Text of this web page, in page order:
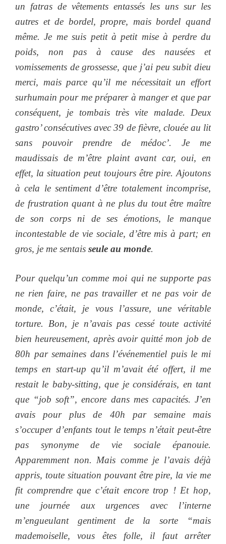
un fatras de vêtements entassés les uns sur les
autres et de bordel, propre, mais bordel quand
même. Je me suis petit à petit mise à perdre du
poids, non pas à cause des nausées et
vomissements de grossesse, que j’ai peu subit dieu
merci, mais parce qu’il me nécessitait un effort
surhumain pour me préparer à manger et que par
conséquent, je tombais très vite malade. Deux
gastro’ consécutives avec 39 de fièvre, clouée au lit
sans pouvoir prendre de médoc’. Je me
maudissais de m’être plaint avant car, oui, en
effet, la situation peut toujours être pire. Ajoutons
à cela le sentiment d’être totalement incomprise,
de frustration quant à ne plus du tout être maître
de son corps ni de ses émotions, le manque
incontestable de vie sociale, d’être mis à part; en
gros, je me sentais seule au monde.
Pour quelqu’un comme moi qui ne supporte pas
ne rien faire, ne pas travailler et ne pas voir de
monde, c’était, je vous l’assure, une véritable
torture. Bon, je n’avais pas cessé toute activité
bien heureusement, après avoir quitté mon job de
80h par semaines dans l’événementiel puis le mi
temps en start-up qu’il m’avait été offert, il me
restait le baby-sitting, que je considérais, en tant
que “job soft”, encore dans mes capacités. J’en
avais pour plus de 40h par semaine mais
s’occuper d’enfants tout le temps n’était peut-être
pas synonyme de vie sociale épanouie.
Apparemment non. Mais comme je l’avais déjà
appris, toute situation pouvant être pire, la vie me
fit comprendre que c’était encore trop ! Et hop,
une journée aux urgences avec l’interne
m’engueulant gentiment de la sorte “mais
mademoiselle, vous êtes folle, il faut arrêter